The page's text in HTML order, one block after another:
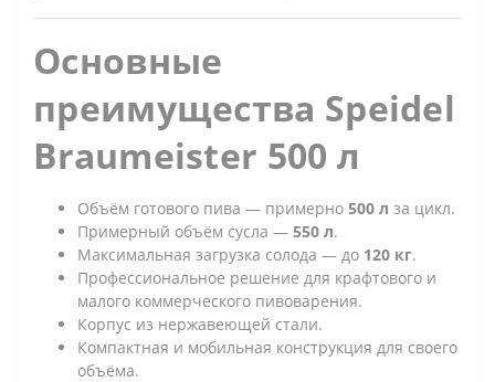
Основные
преимущества Speidel
Braumeister 500 л
Объём готового пива — примерно 500 л за цикл.
Примерный объём сусла — 550 л.
Максимальная загрузка солода — до 120 кг.
Профессиональное решение для крафтового и
малого коммерческого пивоварения.
Корпус из нержавеющей стали.
Компактная и мобильная конструкция для своего
объёма.